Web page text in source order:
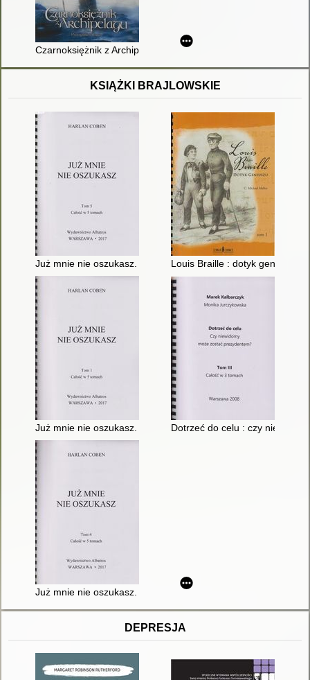
Czarnoksiężnik z Archipelagu
KSIĄŻKI BRAJLOWSKIE
Już mnie nie oszukasz. T. 5 Louis Braille : dotyk geniuszu.
Już mnie nie oszukasz. T. 1 Dotrzeć do celu : czy
Już mnie nie oszukasz. T. 4
DEPRESJA